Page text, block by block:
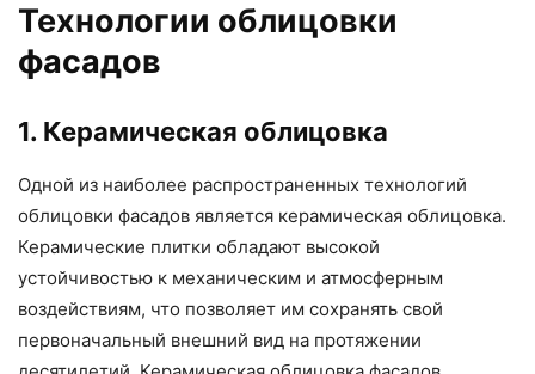
Технологии облицовки
фасадов
1. Керамическая облицовка
Одной из наиболее распространенных технологий
облицовки фасадов является керамическая облицовка.
Керамические плитки обладают высокой
устойчивостью к механическим и атмосферным
воздействиям, что позволяет им сохранять свой
первоначальный внешний вид на протяжении